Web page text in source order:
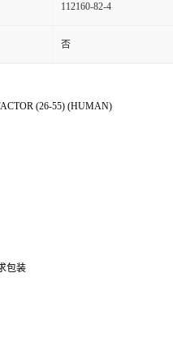
112160-82-4
否
(26-55) (HUMAN)
包装